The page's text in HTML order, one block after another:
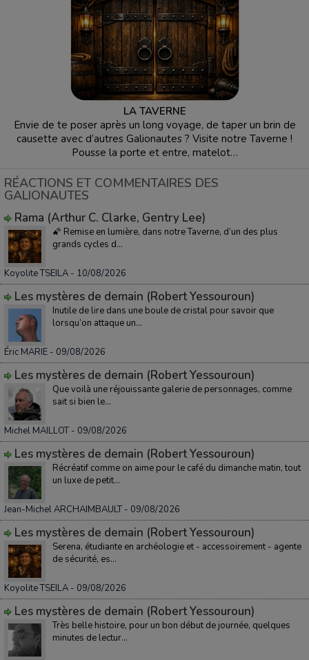
LA TAVERNE
Envie de te poser après un long voyage, de taper un brin de
causette avec d’autres Galionautes ? Visite notre Taverne !
Pousse la porte et entre, matelot…
RÉACTIONS ET COMMENTAIRES DES
GALIONAUTES
Rama (Arthur C. Clarke, Gentry Lee)
🌠 Remise en lumière, dans notre Taverne, d’un des plus
grands cycles d...
Koyolite TSEILA - 10/08/2026
Les mystères de demain (Robert Yessouroun)
Inutile de lire dans une boule de cristal pour savoir que
lorsqu’on attaque un...
Éric MARIE - 09/08/2026
Les mystères de demain (Robert Yessouroun)
Que voilà une réjouissante galerie de personnages, comme
sait si bien le...
Michel MAILLOT- 09/08/2026
Les mystères de demain (Robert Yessouroun)
Récréatif comme on aime pour le café du dimanche matin, tout
un luxe de petit...
Jean-Michel ARCHAIMBAULT- 09/08/2026
Les mystères de demain (Robert Yessouroun)
Serena, étudiante en archéologie et - accessoirement - agente
de sécurité, es...
Koyolite TSEILA - 09/08/2026
Les mystères de demain (Robert Yessouroun)
Très belle histoire, pour un bon début de journée, quelques
minutes de lectur...